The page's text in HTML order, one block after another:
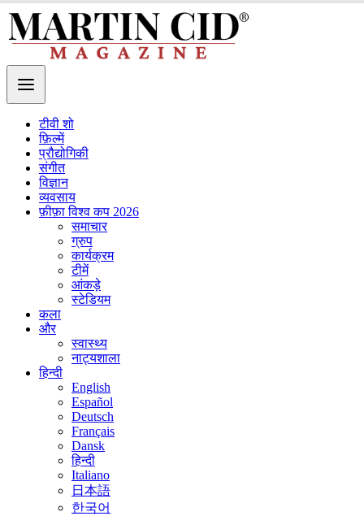
टीवी शो
फ़िल्में
प्रौद्योगिकी
संगीत
विज्ञान
व्यवसाय
फ़ीफ़ा विश्व कप 2026
समाचार
ग्रुप
कार्यक्रम
टीमें
आंकड़े
स्टेडियम
कला
और
स्वास्थ्य
नाट्यशाला
हिन्दी
English
Español
Deutsch
Français
Dansk
हिन्दी
Italiano
日本語
한국어